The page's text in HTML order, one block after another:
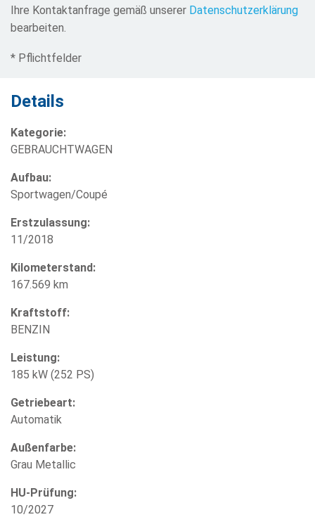
Ihre Kontaktanfrage gemäß unserer Datenschutzerklärung
bearbeiten.
* Pflichtfelder
Details
Kategorie:
GEBRAUCHTWAGEN
Aufbau:
Sportwagen/Coupé
Erstzulassung:
11/2018
Kilometerstand:
167.569 km
Kraftstoff:
BENZIN
Leistung:
185 kW (252 PS)
Getriebeart:
Automatik
Außenfarbe:
Grau Metallic
HU-Prüfung:
10/2027